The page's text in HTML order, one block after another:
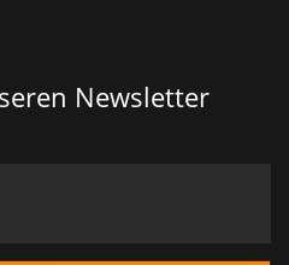
Newsletter